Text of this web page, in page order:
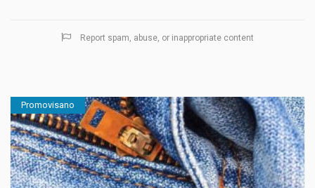
Report spam, abuse, or inappropriate content
Promovisano